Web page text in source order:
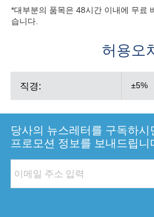
*대부분의 품목은 48시간 이내에 무료
습니다.
허용오
직경: ±5%
당사의 뉴스레터를 구독하시
프로모션 정보를 보내드립니